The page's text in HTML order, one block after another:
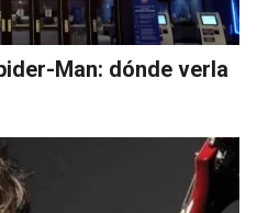
Man: dónde verla